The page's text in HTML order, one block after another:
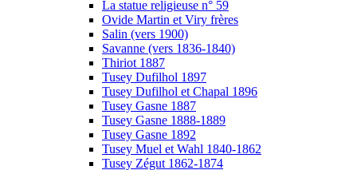
La statue religieuse n° 59
Ovide Martin et Viry frères
Salin (vers 1900)
Savanne (vers 1836-1840)
Thiriot 1887
Tusey Dufilhol 1897
Tusey Dufilhol et Chapal 1896
Tusey Gasne 1887
Tusey Gasne 1888-1889
Tusey Gasne 1892
Tusey Muel et Wahl 1840-1862
Tusey Zégut 1862-1874